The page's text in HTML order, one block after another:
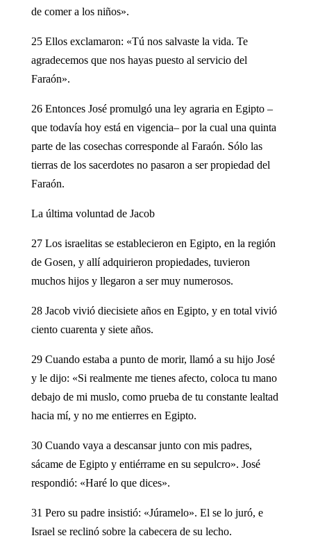
de comer a los niños».
25 Ellos exclamaron: «Tú nos salvaste la vida. Te
agradecemos que nos hayas puesto al servicio del
Faraón».
26 Entonces José promulgó una ley agraria en Egipto –
que todavía hoy está en vigencia– por la cual una quinta
parte de las cosechas corresponde al Faraón. Sólo las
tierras de los sacerdotes no pasaron a ser propiedad del
Faraón.
La última voluntad de Jacob
27 Los israelitas se establecieron en Egipto, en la región
de Gosen, y allí adquirieron propiedades, tuvieron
muchos hijos y llegaron a ser muy numerosos.
28 Jacob vivió diecisiete años en Egipto, y en total vivió
ciento cuarenta y siete años.
29 Cuando estaba a punto de morir, llamó a su hijo José
y le dijo: «Si realmente me tienes afecto, coloca tu mano
debajo de mi muslo, como prueba de tu constante lealtad
hacia mí, y no me entierres en Egipto.
30 Cuando vaya a descansar junto con mis padres,
sácame de Egipto y entiérrame en su sepulcro». José
respondió: «Haré lo que dices».
31 Pero su padre insistió: «Júramelo». El se lo juró, e
Israel se reclinó sobre la cabecera de su lecho.